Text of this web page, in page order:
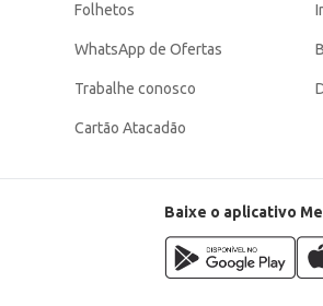
Folhetos
WhatsApp de Ofertas
Trabalhe conosco
Cartão Atacadão
Baixe o aplicativo